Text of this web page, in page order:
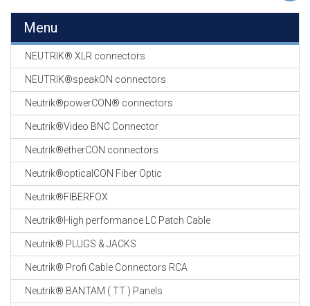
GEVLOCHTEN KOUS
EN
KRIMP KOUS
KOPER KABEL
OP ROL
OCC OPTICAL
FIBER CABLE
GE-ASSEMBLEERDE
19" RACKS
EN
TOEBEHOREN
Menu
NEUTRIK® XLR connectors
NEUTRIK®speakON connectors
Neutrik®powerCON® connectors
Neutrik®Video BNC Connector
Neutrik®etherCON connectors
Neutrik®opticalCON Fiber Optic
Neutrik®FIBERFOX
Neutrik®High performance LC Patch Cable
Neutrik® PLUGS & JACKS
Neutrik® Profi Cable Connectors RCA
Neutrik® BANTAM ( TT ) Panels